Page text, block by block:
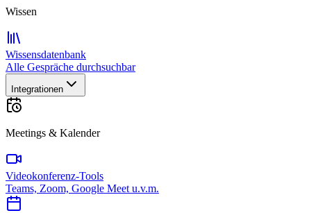
Wissen
Wissensdatenbank
Alle Gespräche durchsuchbar
Integrationen
Meetings & Kalender
Videokonferenz-Tools
Teams, Zoom, Google Meet u.v.m.